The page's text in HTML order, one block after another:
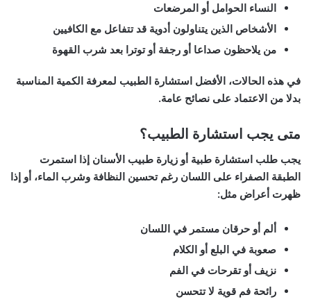
النساء الحوامل أو المرضعات
الأشخاص الذين يتناولون أدوية قد تتفاعل مع الكافيين
من يلاحظون صداعا أو رجفة أو توترا بعد شرب القهوة
في هذه الحالات، الأفضل استشارة الطبيب لمعرفة الكمية المناسبة
بدلا من الاعتماد على نصائح عامة.
متى يجب استشارة الطبيب؟
يجب طلب استشارة طبية أو زيارة طبيب الأسنان إذا استمرت
الطبقة الصفراء على اللسان رغم تحسين النظافة وشرب الماء، أو إذا
ظهرت أعراض مثل:
ألم أو حرقان مستمر في اللسان
صعوبة في البلع أو الكلام
نزيف أو تقرحات في الفم
رائحة فم قوية لا تتحسن